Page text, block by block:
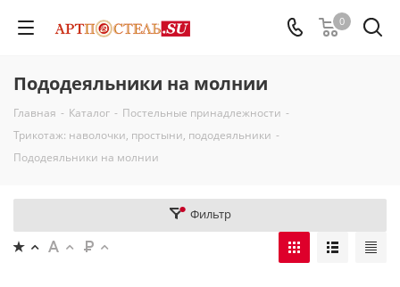
0
Пододеяльники на молнии
Главная - Каталог - Постельные принадлежности -
Трикотаж: наволочки, простыни, пододеяльники -
Пододеяльники на молнии
Фильтр